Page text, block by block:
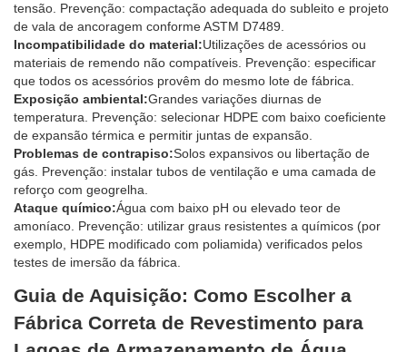
tensão. Prevenção: compactação adequada do subleito e projeto
de vala de ancoragem conforme ASTM D7489.
Incompatibilidade do material:Utilizações de acessórios ou
materiais de remendo não compatíveis. Prevenção: especificar
que todos os acessórios provêm do mesmo lote de fábrica.
Exposição ambiental:Grandes variações diurnas de
temperatura. Prevenção: selecionar HDPE com baixo coeficiente
de expansão térmica e permitir juntas de expansão.
Problemas de contrapiso:Solos expansivos ou libertação de
gás. Prevenção: instalar tubos de ventilação e uma camada de
reforço com geogrelha.
Ataque químico:Água com baixo pH ou elevado teor de
amoníaco. Prevenção: utilizar graus resistentes a químicos (por
exemplo, HDPE modificado com poliamida) verificados pelos
testes de imersão da fábrica.
Guia de Aquisição: Como Escolher a
Fábrica Correta de Revestimento para